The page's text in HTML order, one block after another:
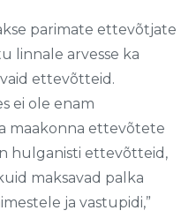
parimate ettevõtjate
linnale arvesse ka
ettevõtteid.
ei ole enam
maakonna ettevõtete
hulganisti ettevõtteid,
maksavad palka
ja vastupidi,”